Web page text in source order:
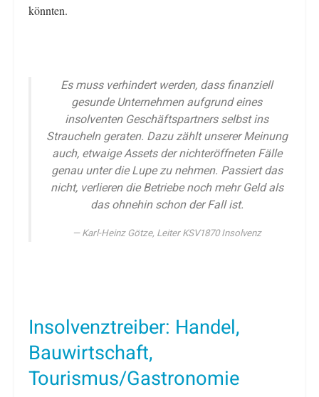
könnten.
Es muss verhindert werden, dass finanziell
gesunde Unternehmen aufgrund eines
insolventen Geschäftspartners selbst ins
Straucheln geraten. Dazu zählt unserer Meinung
auch, etwaige Assets der nichteröffneten Fälle
genau unter die Lupe zu nehmen. Passiert das
nicht, verlieren die Betriebe noch mehr Geld als
das ohnehin schon der Fall ist.
Karl-Heinz Götze, Leiter KSV1870 Insolvenz
Insolvenztreiber: Handel,
Bauwirtschaft,
Tourismus/Gastronomie